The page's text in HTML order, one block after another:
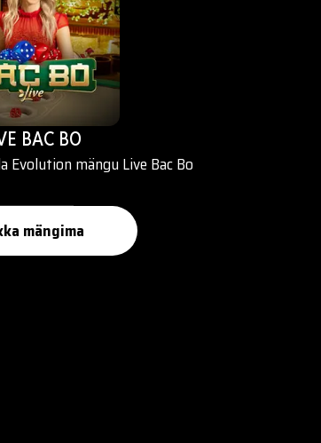
BAC BO
Evolution mängu Live Bac Bo
mängima